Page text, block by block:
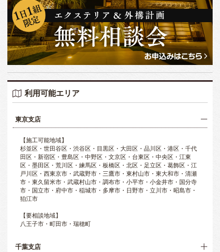
利用可能エリア
東京支店
【施工可能地域】
杉並区・世田谷区・渋谷区・目黒区・大田区・品川区・港区・千代
田区・新宿区・豊島区・中野区・文京区・台東区・中央区・江東
区・墨田区・荒川区・練馬区・板橋区・北区・足立区・葛飾区・江
戸川区・西東京市・武蔵野市・三鷹市・東村山市・東大和市・清瀬
市・東久留米市・武蔵村山市・調布市・小平市・小金井市・国分寺
市・国立市・府中市・稲城市・多摩市・日野市・立川市・昭島市・
狛江市
【要相談地域】
八王子市・町田市・瑞穂町
千葉支店